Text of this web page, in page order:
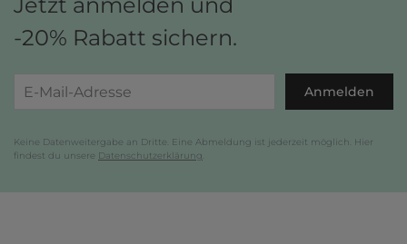
-20% Rabatt sichern.
Anmelden
Keine Datenweitergabe an Dritte. Eine Abmeldung ist jederzeit möglich. Hier
findest du unsere Datenschutzerklärung